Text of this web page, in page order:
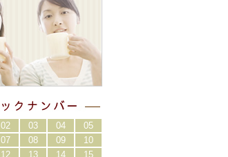
02 03 04
05
07 08 09
10
12 13 14
15